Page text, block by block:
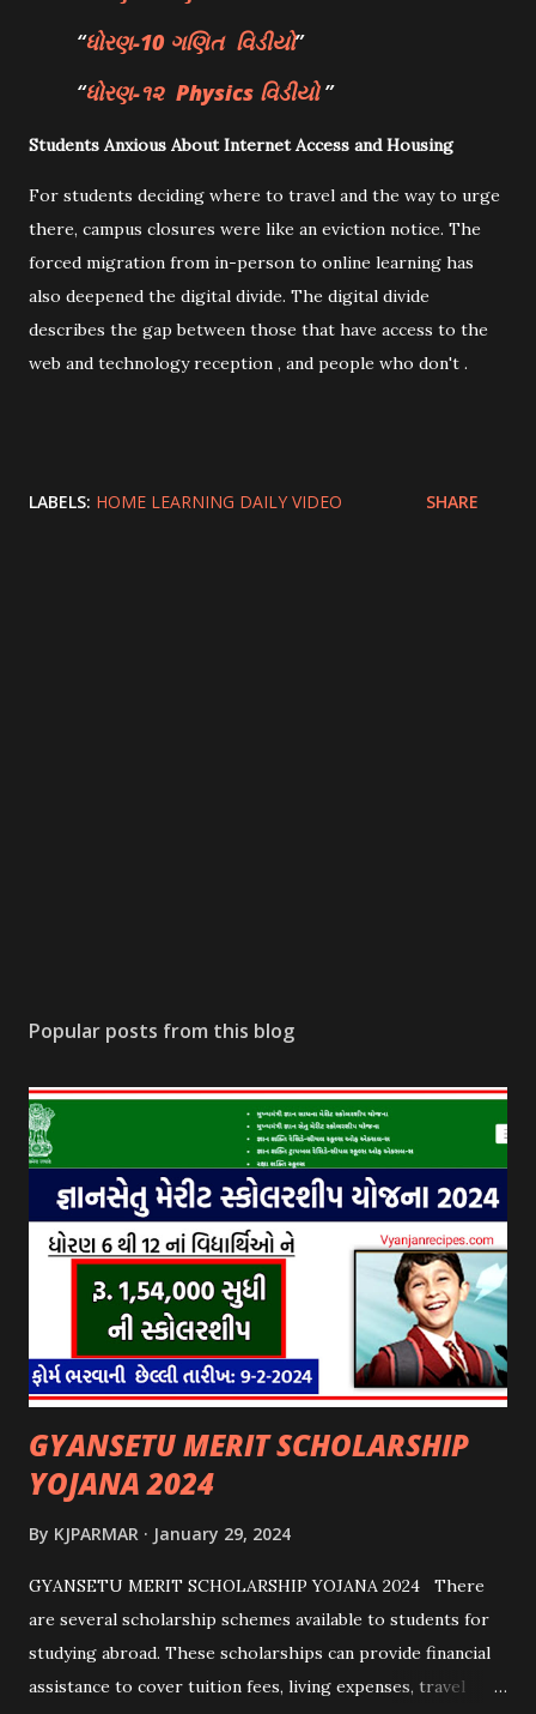
ધોરણ-10 ગણિત વિડીયો
ધોરણ-૧૨ Physics વિડીયો
Students Anxious About Internet Access and Housing
For students deciding where to travel and the way to urge
there, campus closures were like an eviction notice. The
forced migration from in-person to online learning has
also deepened the digital divide. The digital divide
describes the gap between those that have access to the
web and technology reception , and people who don't .
LABELS: HOME LEARNING DAILY VIDEO SHARE
Popular posts from this blog
GYANSETU MERIT SCHOLARSHIP
YOJANA 2024
By KJPARMAR January 29, 2024
GYANSETU MERIT SCHOLARSHIP YOJANA 2024 There
are several scholarship schemes available to students for
studying abroad. These scholarships can provide financial
assistance to cover tuition fees, living expenses, travel